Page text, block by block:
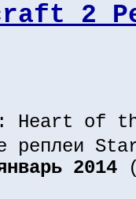
2
Heart of
реплеи
2014